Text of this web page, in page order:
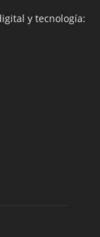
y tecnología: